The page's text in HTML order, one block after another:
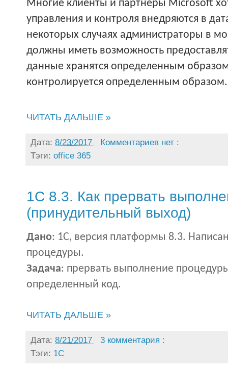
Многие клиенты и партнеры Microsoft
управления и контроля внедряются в
некоторых случаях администраторы в
должны иметь возможность
данные хранятся определенным
контролируется определенным образом.
ЧИТАТЬ ДАЛЬШЕ »
Дата: 8/23/2017
Комментариев нет :
Тэги: office 365
1С 8.3. Как прервать
(принудительный выход)
Дано: 1С, версия платформы 8.3.
процедуры.
Задача: прервать выполнение
определенный код.
ЧИТАТЬ ДАЛЬШЕ »
Дата: 8/21/2017
3 комментария :
Тэги: 1С